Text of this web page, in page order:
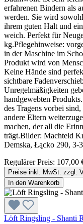
erfahrenen Bindern als
werden. Sie wird
ihrem guten Halt und
weich. Perfekt für
kg.Pflegehinweise:
in der Maschine im
Produkt wird von
Keine Hände sind
sichtbare
Unregelmäßigkeiten
handgewebten
des Tragens vorbei
andere Eltern
machen, der all die
trägt.Bilder: Machteld
Demska, Łącko 290, 3-
Regulärer Preis: 107,00
Preise inkl. MwSt. zzgl.
In den Warenkorb
Löft Ringsling - Shanti